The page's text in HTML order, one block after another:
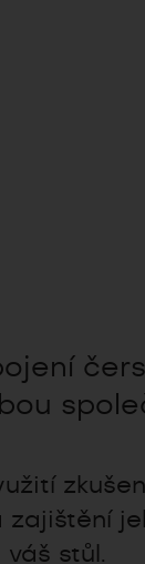
zajištění
stůl.